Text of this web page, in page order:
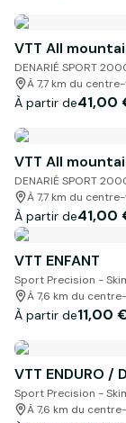
VTT All
DENARIÉ SPORT
À 7,7 km du
À partir de41,00
VTT All
DENARIÉ SPORT
À 7,7 km du
À partir de41,00
VTT ENFANT
Sport Precision -
À 7,6 km du
À partir de11,00
VTT ENDURO /
Sport Precision -
À 7,6 km du